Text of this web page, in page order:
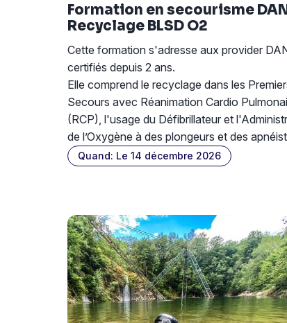
Formation en secourisme
Recyclage BLSD O2
Cette formation s'adresse aux provider
certifiés depuis 2 ans.
Elle comprend le recyclage dans les
Secours avec Réanimation Cardio
(RCP), l'usage du Défibrillateur et
de l’Oxygène à des plongeurs et des
Quand: Le 14 décembre 2026